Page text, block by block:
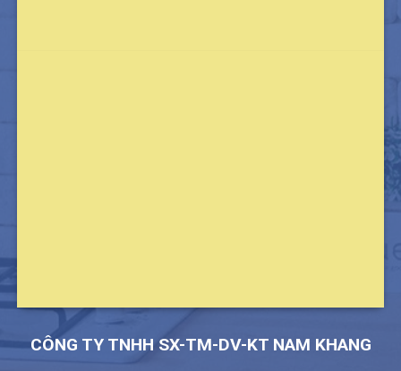
CÔNG TY TNHH SX-TM-DV-KT NAM KHANG